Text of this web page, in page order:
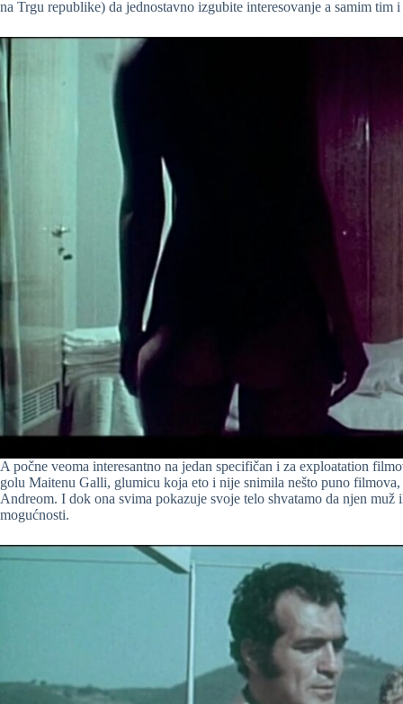
na Trgu republike) da jednostavno izgubite interesovanje a samim tim
A počne veoma interesantno na jedan specifičan i za exploatation
golu Maitenu Galli, glumicu koja eto i nije snimila nešto puno
Andreom. I dok ona svima pokazuje svoje telo shvatamo da njen
mogućnosti.